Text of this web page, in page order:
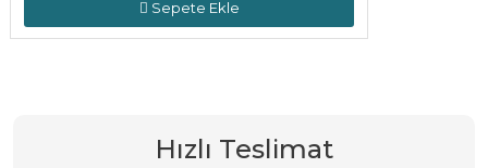
Sepete Ekle
Hızlı Teslimat